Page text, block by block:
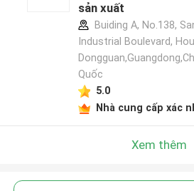
sản xuất
Buiding A, No.138,
Industrial Boulevard,
Quốc
5.0
Nhà cung cấp xác
Xem thêm